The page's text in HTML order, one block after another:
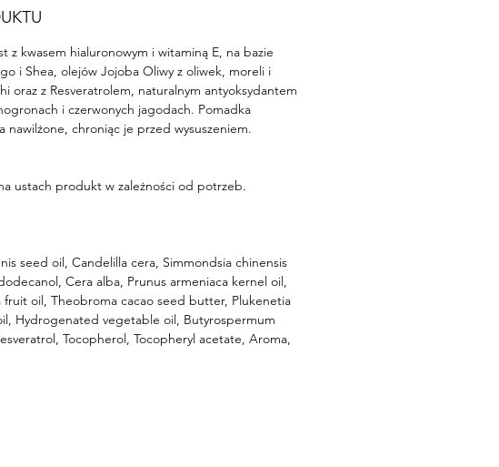
z kwasem hialuronowym i witaminą E, na bazie
i Shea, olejów Jojoba Oliwy z oliwek, moreli i
oraz z Resveratrolem, naturalnym antyoksydantem
i czerwonych jagodach. Pomadka
nawilżone, chroniąc je przed wysuszeniem.
ustach produkt w zależności od potrzeb.
seed oil, Candelilla cera, Simmondsia chinensis
Cera alba, Prunus armeniaca kernel oil,
fruit oil, Theobroma cacao seed butter, Plukenetia
Hydrogenated vegetable oil, Butyrospermum
Tocopherol, Tocopheryl acetate, Aroma,